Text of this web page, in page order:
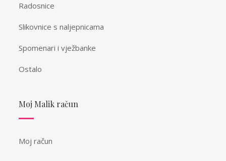
Radosnice
Slikovnice s naljepnicama
Spomenari i vježbanke
Ostalo
Moj Malik račun
Moj račun